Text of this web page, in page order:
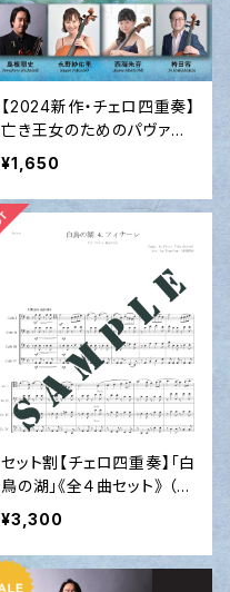
【2024新作・チェロ四重奏】
亡き王女のためのパヴァー
ヌ（M.ラヴェル作曲）2024
¥1,650
セット割【チェロ四重奏】「白
鳥の湖」《全４曲セット》 （P.
チャイコフスキー作曲）201
9 ver.
¥3,300